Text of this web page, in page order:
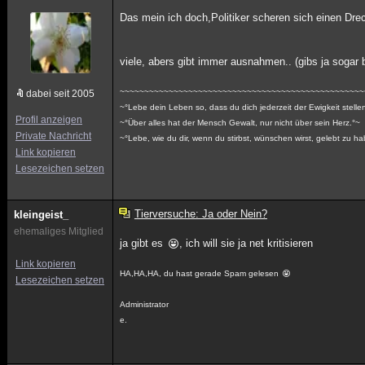
dabei seit 2005
Profil anzeigen
Private Nachricht
Link kopieren
Lesezeichen setzen
Das mein ich doch,Politiker scheren sich einen
viele, abers gibt immer ausnahmen.. (gibs ja sogar
~°Lebe dein Leben so, dass du dich jederzeit der Ewigkeit
~°Über alles hat der Mensch Gewalt, nur nicht über sein Herz.°~
~°Lebe, wie du dir, wenn du stirbst, wünschen wirst, gelebt zu
kleingeist_
ehemaliges Mitglied
Link kopieren
Lesezeichen setzen
Tierversuche: Ja oder Nein?
ja gibt es , ich will sie ja net kritisieren
HA,HA,HA, du hast gerade Spam gelesen
Administrator
e.